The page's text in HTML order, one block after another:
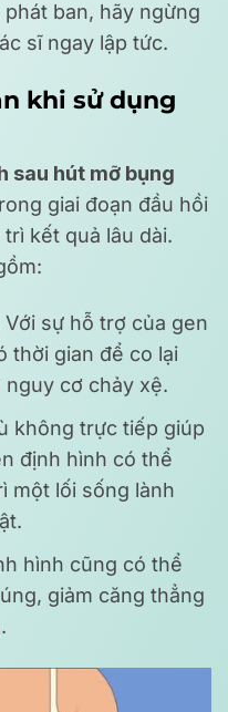
ban, hãy ngừng
sĩ ngay lập tức.
khi sử dụng
sau hút mỡ bụng
giai đoạn đầu hồi
kết quả lâu dài.
Với sự hỗ trợ của gen
thời gian để co lại
cơ chảy xệ.
không trực tiếp giúp
định hình có thể
một lối sống lành
hình cũng có thể
giảm căng thẳng